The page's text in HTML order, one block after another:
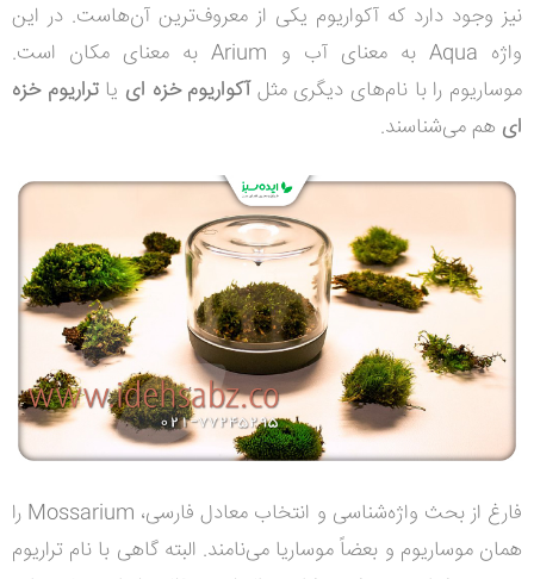
نیز وجود دارد که آکواریوم یکی از معروف‌ترین آن‌هاست. در این
واژه Aqua به معنای آب و Ariumبه معنای مکان است.
موساریوم را با نام‌های دیگری مثلآکواریوم خزه‌ ای یاتراریوم خزه
ای هم می‌شناسند.
فارغ از بحث واژه‌شناسی و انتخاب معادل فارسی، Mossarium را
همان موساریوم و بعضاً موساریا می‌نامند. البته گاهی با نام تراریوم